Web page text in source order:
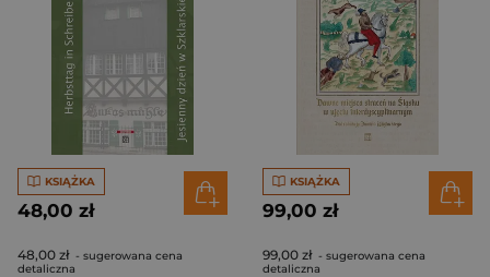
KSIĄŻKA
48,00 zł
48,00 zł - sugerowana cena
detaliczna
KSIĄŻKA
99,00 zł
99,00 zł - sugerowana cena
detaliczna